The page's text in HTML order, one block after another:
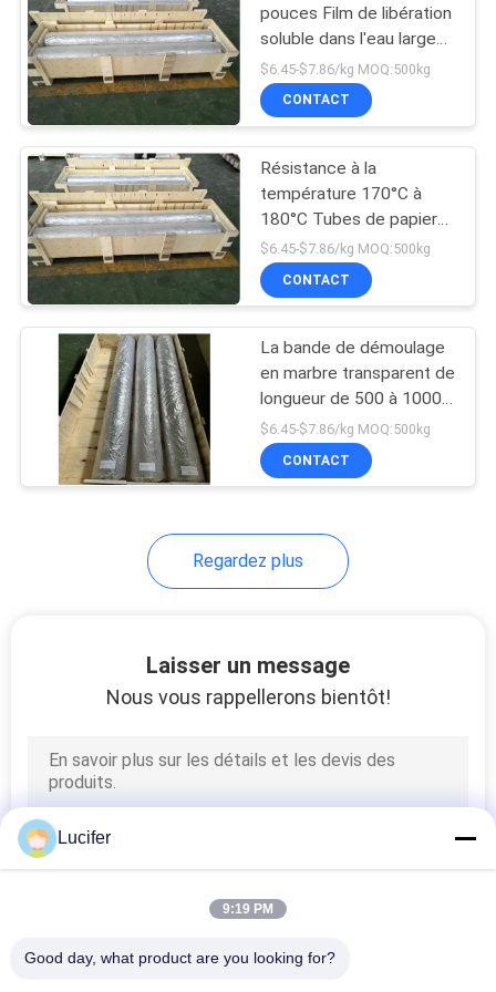
Bande soluble dans
l'eau de graine de
PVA
feuille de plastique
biodégradable
Sacs
Sacs
biodégradables de
fabrication
pouces Film de libération
soluble dans l'eau largeur
transparente de 500 à
2200 mm idéal pour
l'emballage et les
$6.45-$7.86/kg MOQ:500kg
CONTACT
Résistance à la
température 170°C à
180°C Tubes de papier
résistantes à la
température élevée 3
pouces Conçues pour la
industrielle
$6.45-$7.86/kg MOQ:500kg
CONTACT
La bande de démoulage
en marbre transparent de
longueur de 500 à 1000
mètres est idéale pour la
protection de la surface
du marbre et les
$6.45-$7.86/kg MOQ:500kg
CONTACT
Regardez plus
Laisser un message
Nous vous rappellerons bientôt!
Lucifer
9:19 PM
Good day, what product are you looking for?